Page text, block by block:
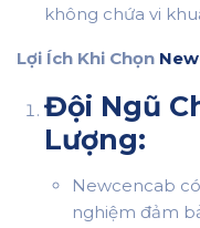
không chứa vi
Lợi Ích Khi Chọn
Đội Ngũ
Lượng:
Newcencab
nghiệm đảm